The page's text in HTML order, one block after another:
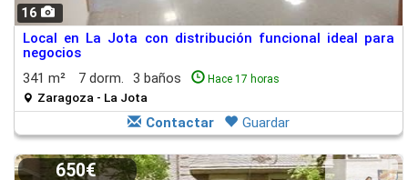
16
Local en La Jota con distribución funcional ideal para
negocios
341 m²
7 dorm. 3 baños Hace 17 horas
Zaragoza - La Jota
Contactar Guardar
650€